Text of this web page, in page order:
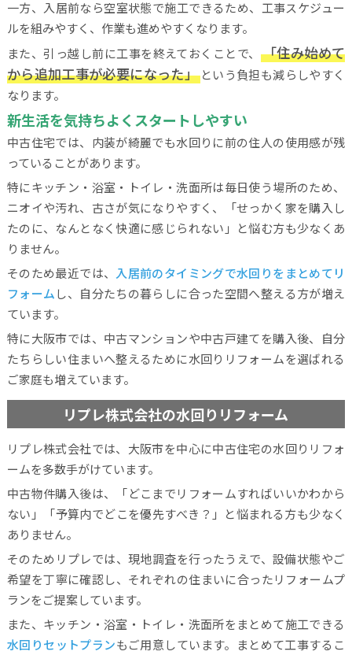
一方、入居前なら空室状態で施工できるため、工事スケジュー
ルを組みやすく、作業も進めやすくなります。
また、引っ越し前に工事を終えておくことで、
「住み始めて
から追加工事が必要になった」 という負担も減らしやすく
なります。
新生活を気持ちよくスタートしやすい
中古住宅では、内装が綺麗でも水回りに前の住人の使用感が残
っていることがあります。
特にキッチン・浴室・トイレ・洗面所は毎日使う場所のため、
ニオイや汚れ、古さが気になりやすく、「せっかく家を購入し
たのに、なんとなく快適に感じられない」と悩む方も少なくあ
りません。
そのため最近では、入居前のタイミングで水回りをまとめてリ
フォームし、自分たちの暮らしに合った空間へ整える方が増え
ています。
特に大阪市では、中古マンションや中古戸建てを購入後、自分
たちらしい住まいへ整えるために水回りリフォームを選ばれる
ご家庭も増えています。
リプレ株式会社の水回りリフォーム
リプレ株式会社では、大阪市を中心に中古住宅の水回りリフォ
ームを多数手がけています。
中古物件購入後は、「どこまでリフォームすればいいかわから
ない」「予算内でどこを優先すべき？」と悩まれる方も少なく
ありません。
そのためリプレでは、現地調査を行ったうえで、設備状態やご
希望を丁寧に確認し、それぞれの住まいに合ったリフォームプ
ランをご提案しています。
また、キッチン・浴室・トイレ・洗面所をまとめて施工できる
水回りセットプランもご用意しています。まとめて工事するこ